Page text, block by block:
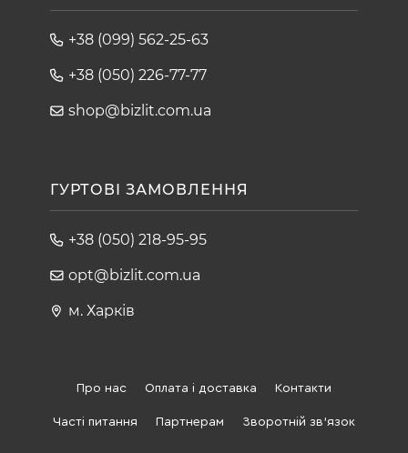
+38 (099) 562-25-63
+38 (050) 226-77-77
shop@bizlit.com.ua
ГУРТОВІ ЗАМОВЛЕННЯ
+38 (050) 218-95-95
opt@bizlit.com.ua
м. Харків
Про нас Оплата і доставка Контакти
Часті питання Партнерам Зворотній зв'язок